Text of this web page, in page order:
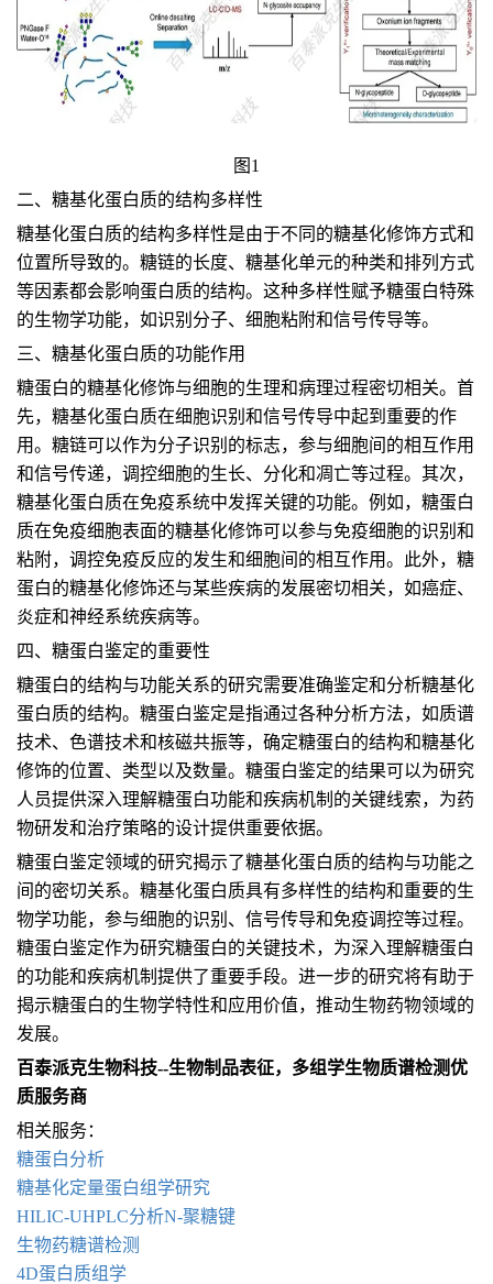
图1
二、糖基化蛋白质的结构多样性
糖基化蛋白质的结构多样性是由于不同的糖基化修饰方式和
位置所导致的。糖链的长度、糖基化单元的种类和排列方式
等因素都会影响蛋白质的结构。这种多样性赋予糖蛋白特殊
的生物学功能，如识别分子、细胞粘附和信号传导等。
三、糖基化蛋白质的功能作用
糖蛋白的糖基化修饰与细胞的生理和病理过程密切相关。首
先，糖基化蛋白质在细胞识别和信号传导中起到重要的作
用。糖链可以作为分子识别的标志，参与细胞间的相互作用
和信号传递，调控细胞的生长、分化和凋亡等过程。其次，
糖基化蛋白质在免疫系统中发挥关键的功能。例如，糖蛋白
质在免疫细胞表面的糖基化修饰可以参与免疫细胞的识别和
粘附，调控免疫反应的发生和细胞间的相互作用。此外，糖
蛋白的糖基化修饰还与某些疾病的发展密切相关，如癌症、
炎症和神经系统疾病等。
四、糖蛋白鉴定的重要性
糖蛋白的结构与功能关系的研究需要准确鉴定和分析糖基化
蛋白质的结构。糖蛋白鉴定是指通过各种分析方法，如质谱
技术、色谱技术和核磁共振等，确定糖蛋白的结构和糖基化
修饰的位置、类型以及数量。糖蛋白鉴定的结果可以为研究
人员提供深入理解糖蛋白功能和疾病机制的关键线索，为药
物研发和治疗策略的设计提供重要依据。
糖蛋白鉴定领域的研究揭示了糖基化蛋白质的结构与功能之
间的密切关系。糖基化蛋白质具有多样性的结构和重要的生
物学功能，参与细胞的识别、信号传导和免疫调控等过程。
糖蛋白鉴定作为研究糖蛋白的关键技术，为深入理解糖蛋白
的功能和疾病机制提供了重要手段。进一步的研究将有助于
揭示糖蛋白的生物学特性和应用价值，推动生物药物领域的
发展。
百泰派克生物科技--生物制品表征，多组学生物质谱检测优
质服务商
相关服务：
糖蛋白分析
糖基化定量蛋白组学研究
HILIC-UHPLC分析N-聚糖键
生物药糖谱检测
4D蛋白质组学